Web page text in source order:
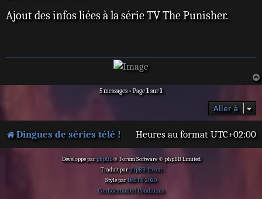
s
s
e
Ajout des infos liées à la série TV The Punisher.
5 messages • Page1sur1
Aller à
Dingues de séries télé ! Heures au format UTC+02:00
Développé parphpBB® Forum Software © phpBB Limited
Traduit parphpBB-fr.com
Style parDdSTV 2020
Confidentialité|Conditions